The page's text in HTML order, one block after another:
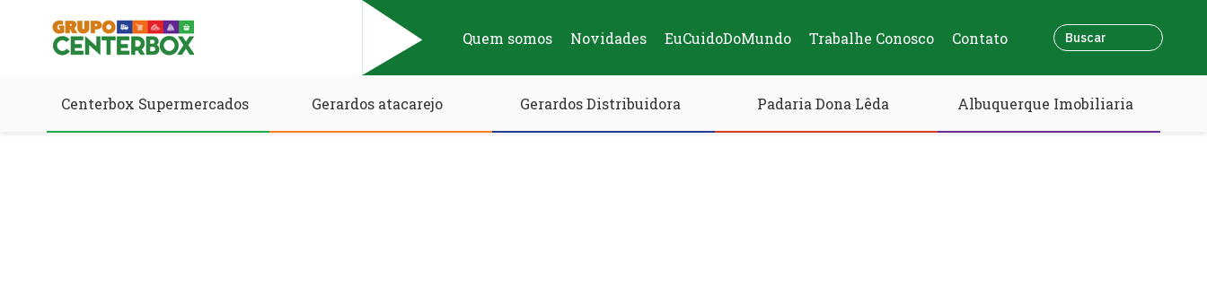
Quem somos Novidades EuCuidoDoMundo Trabalhe Conosco Contato
Centerbox Supermercados Gerardos atacarejo Gerardos Distribuidora Padaria Dona Lêda Albuquerque Imobiliaria